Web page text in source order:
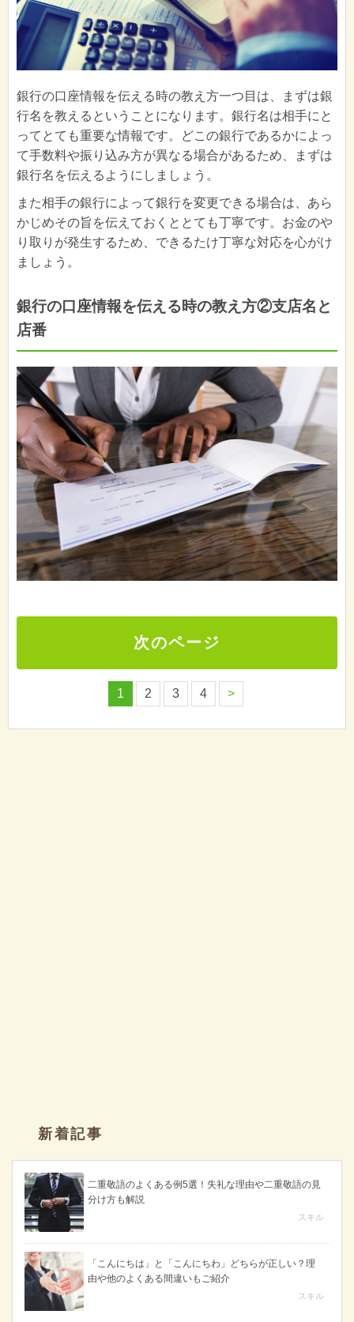
銀行の口座情報を伝える時の教え方一つ目は、まずは銀
行名を教えるということになります。銀行名は相手にと
ってとても重要な情報です。どこの銀行であるかによっ
て手数料や振り込み方が異なる場合があるため、まずは
銀行名を伝えるようにしましょう。
また相手の銀行によって銀行を変更できる場合は、あら
かじめその旨を伝えておくととても丁寧です。お金のや
り取りが発生するため、できるたけ丁寧な対応を心がけ
ましょう。
銀行の口座情報を伝える時の教え方②支店名と
店番
次のページ
1 2 3 4 >
新着記事
二重敬語のよくある例5選！失礼な理由や二重敬語の見
分け方も解説
スキル
「こんにちは」と「こんにちわ」どちらが正しい？理
由や他のよくある間違いもご紹介
スキル